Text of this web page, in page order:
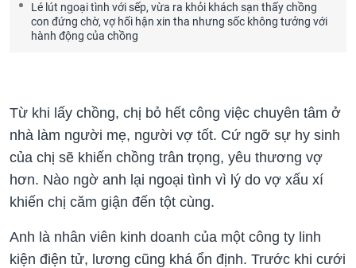
Lé lút ngoại tình với sếp, vừa ra khỏi khách sạn thấy chồng
con đứng chờ, vợ hối hận xin tha nhưng sốc không tưởng với
hành động của chồng
Từ khi lấy chồng, chị bỏ hết công việc chuyên tâm ở
nhà làm người mẹ, người vợ tốt. Cứ ngỡ sự hy sinh
của chị sẽ khiến chồng trân trọng, yêu thương vợ
hơn. Nào ngờ anh lại ngoại tình vì lý do vợ xấu xí
khiến chị căm giận đến tột cùng.
Anh là nhân viên kinh doanh của một công ty linh
kiện điện tử, lương cũng khá ổn định. Trước khi cưới